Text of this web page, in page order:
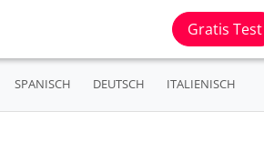
Gratis Test
SPANISCH DEUTSCH ITALIENISCH